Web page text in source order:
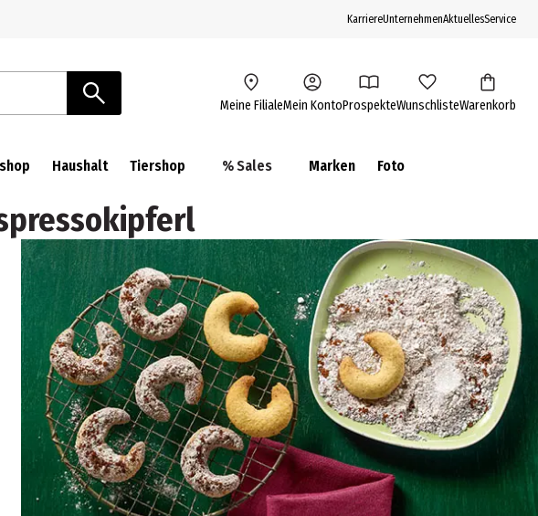
KarriereUnternehmenAktuellesService
Meine FilialeMein KontoProspekteWunschlisteWarenkorb
Haushalt Tiershop % Sales Marken Foto